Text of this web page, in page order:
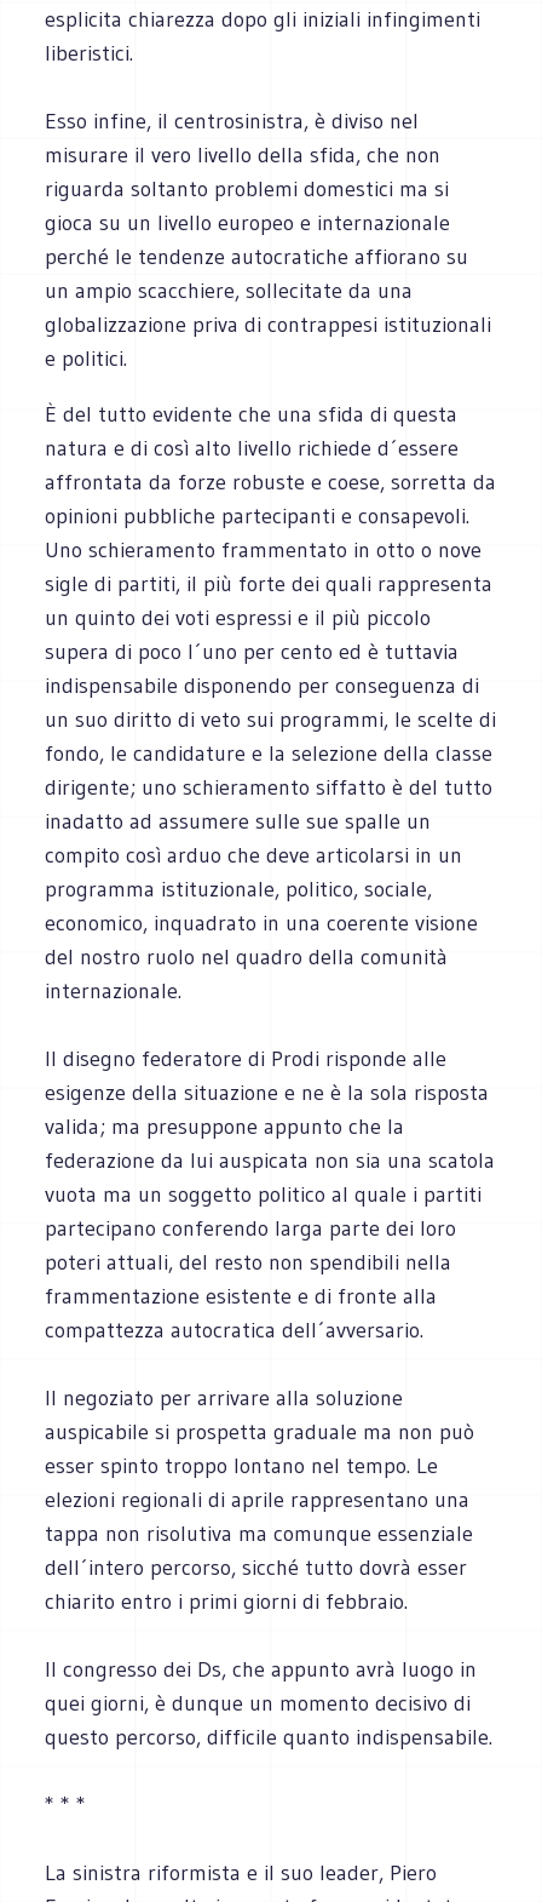
esplicita chiarezza dopo gli iniziali infingimenti
liberistici.
Esso infine, il centrosinistra, è diviso nel
misurare il vero livello della sfida, che non
riguarda soltanto problemi domestici ma si
gioca su un livello europeo e internazionale
perché le tendenze autocratiche affiorano su
un ampio scacchiere, sollecitate da una
globalizzazione priva di contrappesi istituzionali
e politici.
È del tutto evidente che una sfida di questa
natura e di così alto livello richiede d´essere
affrontata da forze robuste e coese, sorretta da
opinioni pubbliche partecipanti e consapevoli.
Uno schieramento frammentato in otto o nove
sigle di partiti, il più forte dei quali rappresenta
un quinto dei voti espressi e il più piccolo
supera di poco l´uno per cento ed è tuttavia
indispensabile disponendo per conseguenza di
un suo diritto di veto sui programmi, le scelte di
fondo, le candidature e la selezione della classe
dirigente; uno schieramento siffatto è del tutto
inadatto ad assumere sulle sue spalle un
compito così arduo che deve articolarsi in un
programma istituzionale, politico, sociale,
economico, inquadrato in una coerente visione
del nostro ruolo nel quadro della comunità
internazionale.
Il disegno federatore di Prodi risponde alle
esigenze della situazione e ne è la sola risposta
valida; ma presuppone appunto che la
federazione da lui auspicata non sia una scatola
vuota ma un soggetto politico al quale i partiti
partecipano conferendo larga parte dei loro
poteri attuali, del resto non spendibili nella
frammentazione esistente e di fronte alla
compattezza autocratica dell´avversario.
Il negoziato per arrivare alla soluzione
auspicabile si prospetta graduale ma non può
esser spinto troppo lontano nel tempo. Le
elezioni regionali di aprile rappresentano una
tappa non risolutiva ma comunque essenziale
dell´intero percorso, sicché tutto dovrà esser
chiarito entro i primi giorni di febbraio.
Il congresso dei Ds, che appunto avrà luogo in
quei giorni, è dunque un momento decisivo di
questo percorso, difficile quanto indispensabile.
* * *
La sinistra riformista e il suo leader, Piero